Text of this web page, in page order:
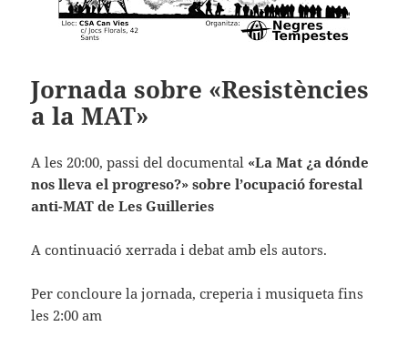
Jornada sobre «Resistències
a la MAT»
A les 20:00, passi del documental «La Mat ¿a dónde
nos lleva el progreso?» sobre l’ocupació forestal
anti-MAT de Les Guilleries
A continuació xerrada i debat amb els autors.
Per concloure la jornada, creperia i musiqueta fins
les 2:00 am